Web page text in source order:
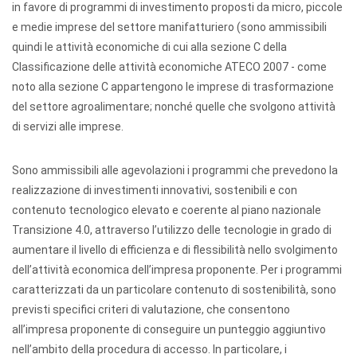
in favore di programmi di investimento proposti da micro, piccole
e medie imprese del settore manifatturiero (sono ammissibili
quindi le attività economiche di cui alla sezione C della
Classificazione delle attività economiche ATECO 2007 - come
noto alla sezione C appartengono le imprese di trasformazione
del settore agroalimentare; nonché quelle che svolgono attività
di servizi alle imprese.
Sono ammissibili alle agevolazioni i programmi che prevedono la
realizzazione di investimenti innovativi, sostenibili e con
contenuto tecnologico elevato e coerente al piano nazionale
Transizione 4.0, attraverso l’utilizzo delle tecnologie in grado di
aumentare il livello di efficienza e di flessibilità nello svolgimento
dell’attività economica dell’impresa proponente. Per i programmi
caratterizzati da un particolare contenuto di sostenibilità, sono
previsti specifici criteri di valutazione, che consentono
all’impresa proponente di conseguire un punteggio aggiuntivo
nell’ambito della procedura di accesso. In particolare, i